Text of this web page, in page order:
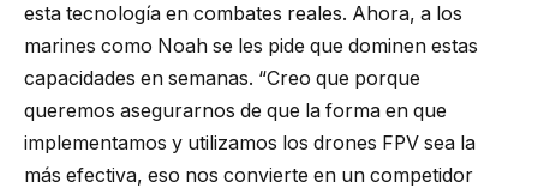
esta tecnología en combates reales. Ahora, a los
marines como Noah se les pide que dominen estas
capacidades en semanas. “Creo que porque
queremos asegurarnos de que la forma en que
implementamos y utilizamos los drones FPV sea la
más efectiva, eso nos convierte en un competidor